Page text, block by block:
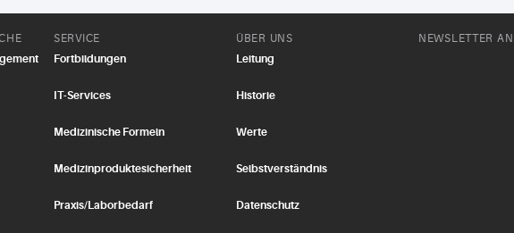
SERVICE
Fortbildungen
IT-Services
Medizinische Formeln
Medizinproduktesicherheit
Praxis/Laborbedarf
ÜBER UNS
Leitung
Historie
Werte
Selbstverständnis
Datenschutz
NEWSLETTER